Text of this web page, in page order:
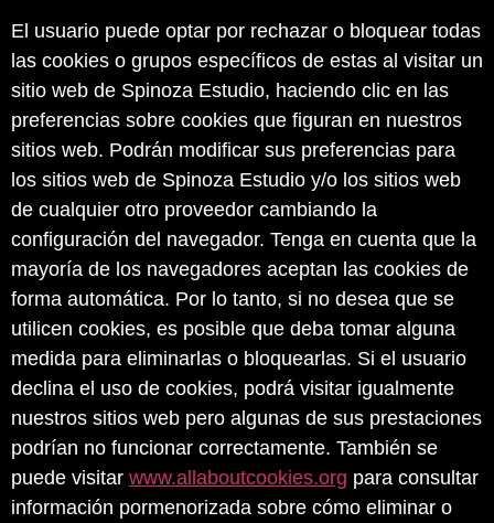
El usuario puede optar por rechazar o bloquear todas
las cookies o grupos específicos de estas al visitar un
sitio web de Spinoza Estudio, haciendo clic en las
preferencias sobre cookies que figuran en nuestros
sitios web. Podrán modificar sus preferencias para
los sitios web de Spinoza Estudio y/o los sitios web
de cualquier otro proveedor cambiando la
configuración del navegador. Tenga en cuenta que la
mayoría de los navegadores aceptan las cookies de
forma automática. Por lo tanto, si no desea que se
utilicen cookies, es posible que deba tomar alguna
medida para eliminarlas o bloquearlas. Si el usuario
declina el uso de cookies, podrá visitar igualmente
nuestros sitios web pero algunas de sus prestaciones
podrían no funcionar correctamente. También se
puede visitar www.allaboutcookies.org para consultar
información pormenorizada sobre cómo eliminar o